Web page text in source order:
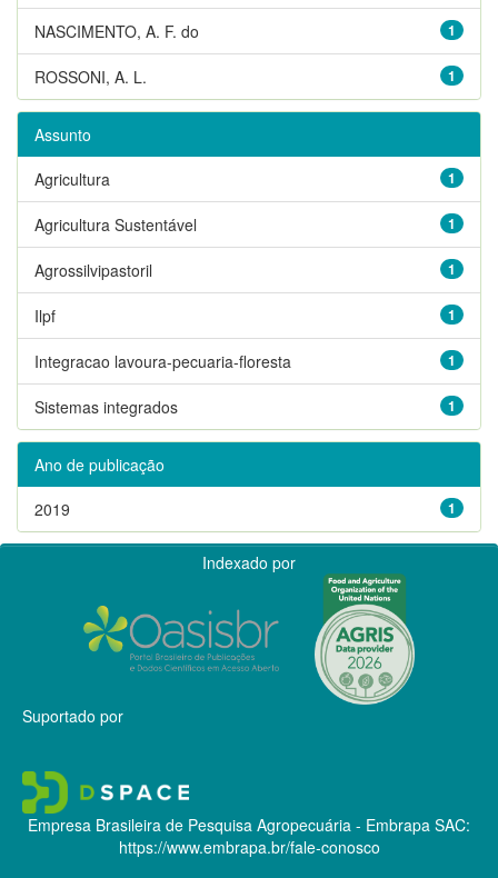
1
NASCIMENTO, A. F. do
1
ROSSONI, A. L.
Assunto
1
Agricultura
1
Agricultura Sustentável
1
Agrossilvipastoril
1
Ilpf
1
Integracao lavoura-pecuaria-floresta
1
Sistemas integrados
Ano de publicação
1
2019
Indexado por
Suportado por
Empresa Brasileira de Pesquisa Agropecuária - Embrapa SAC:
https://www.embrapa.br/fale-conosco